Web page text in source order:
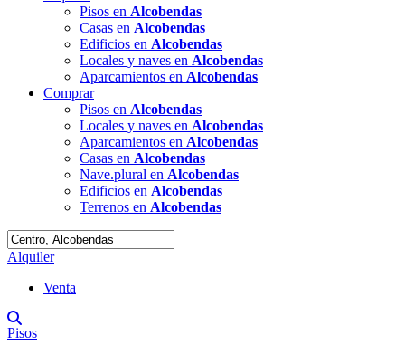
Pisos en Alcobendas
Casas en Alcobendas
Edificios en Alcobendas
Locales y naves en Alcobendas
Aparcamientos en Alcobendas
Comprar
Pisos en Alcobendas
Locales y naves en Alcobendas
Aparcamientos en Alcobendas
Casas en Alcobendas
Nave.plural en Alcobendas
Edificios en Alcobendas
Terrenos en Alcobendas
Alquiler
Venta
Pisos